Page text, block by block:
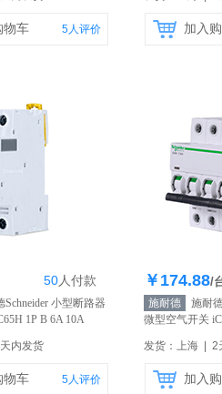
物车 5人评价 加入
375个 50人付款
Schneider 小型断路器
1P B 6A 10A
内发货
物车 5人评价
库
￥174.88/
施耐德
施耐
微型空气开关
发货：上海 | 2
加入